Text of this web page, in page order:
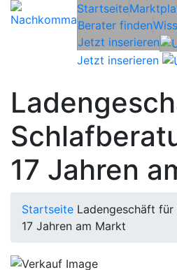
Startseite
Berater finden
Jetzt inserieren
Jetzt inserieren
17 Jahren
Startseite Ladengeschäft
17 Jahren am Markt